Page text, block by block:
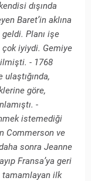
dışında
Baret’in aklına
geldi. Planı işe
çok iyiydi. Gemiye
- 1768
ulaştığında,
göre,
-
istemediği
Commerson ve
sonra Jeanne
Fransa’ya geri
tamamlayan ilk